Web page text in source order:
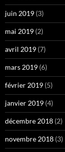
juin 2019 (3)
mai 2019 (2)
avril 2019 (7)
mars 2019 (6)
février 2019 (5)
janvier 2019 (4)
décembre 2018 (2)
novembre 2018 (3)